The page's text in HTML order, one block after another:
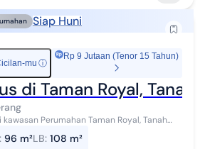
Siap Huni
mu ⓘ
Rp 9 Jutaan (Tenor 15 Tahun)
di Taman Royal,
Perumahan Taman Royal, Tanah
: 96 m²LB: 108 m²